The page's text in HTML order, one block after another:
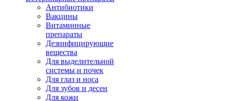
Антибиотики
Вакцины
Витаминные
препараты
Дезинфицирующие
вещества
Для выделительной
системы и почек
Для глаз и носа
Для зубов и десен
Для кожи